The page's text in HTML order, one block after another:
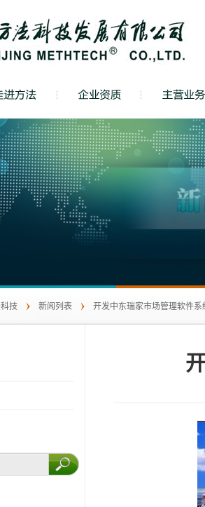
技 新闻列表 开发中东瑞家市场管理软件系